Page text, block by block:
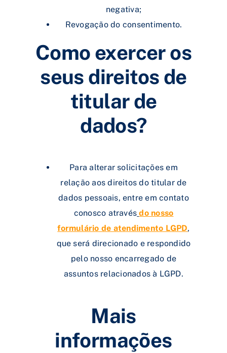
negativa;
Revogação do consentimento.
Como exercer os
seus direitos de
titular de
dados?
Para alterar solicitações em
relação aos direitos do titular de
dados pessoais, entre em contato
conosco através do nosso
formulário de atendimento LGPD,
que será direcionado e respondido
pelo nosso encarregado de
assuntos relacionados à LGPD.
Mais
informações